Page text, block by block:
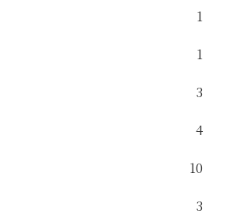
1
1
3
4
10
3